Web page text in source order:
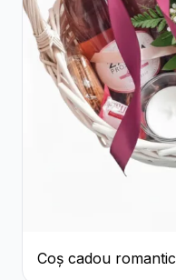
Coș cadou romantic